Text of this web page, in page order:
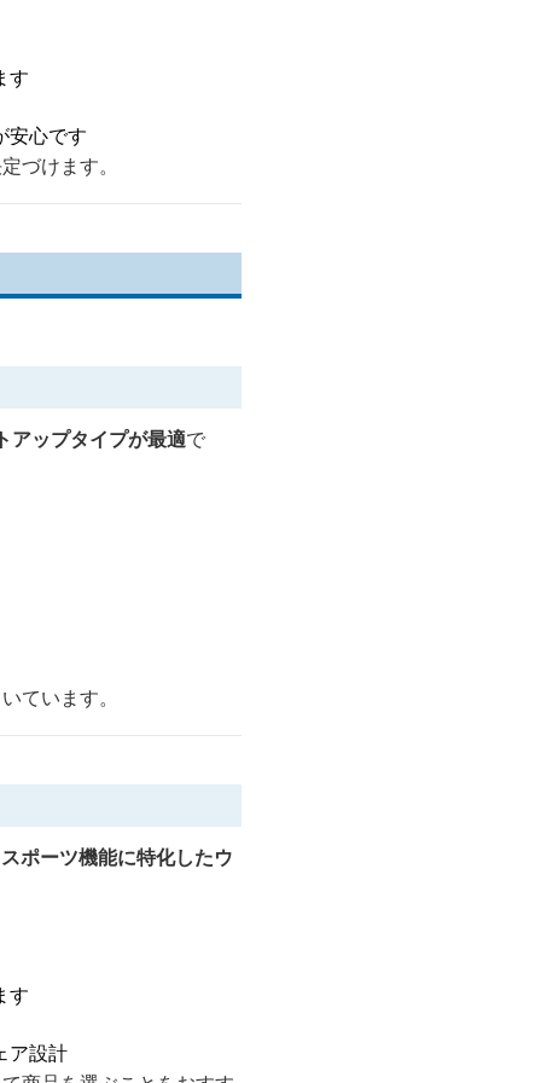
す
安心です
づけます。
アップタイプが最適で
ています。
ポーツ機能に特化したウ
す
ア設計